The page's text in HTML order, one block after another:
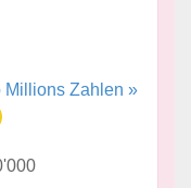
Millions Zahlen »